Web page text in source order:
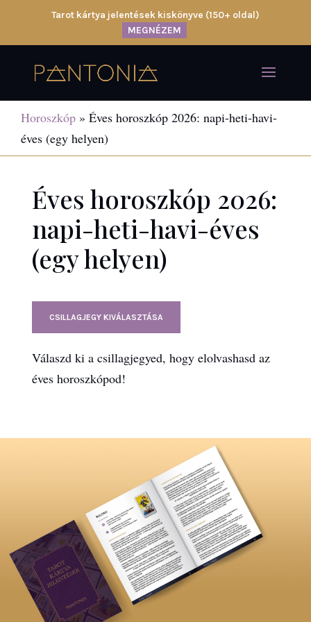
Tarot kártya jelentések kiskönyve (150+ oldal)
MEGNÉZEM
Horoszkóp » Éves horoszkóp 2026: napi-heti-havi-
éves (egy helyen)
Éves horoszkóp 2026:
napi-heti-havi-éves
(egy helyen)
CSILLAGJEGY KIVÁLASZTÁSA
Válaszd ki a csillagjegyed, hogy elolvashasd az
éves horoszkópod!